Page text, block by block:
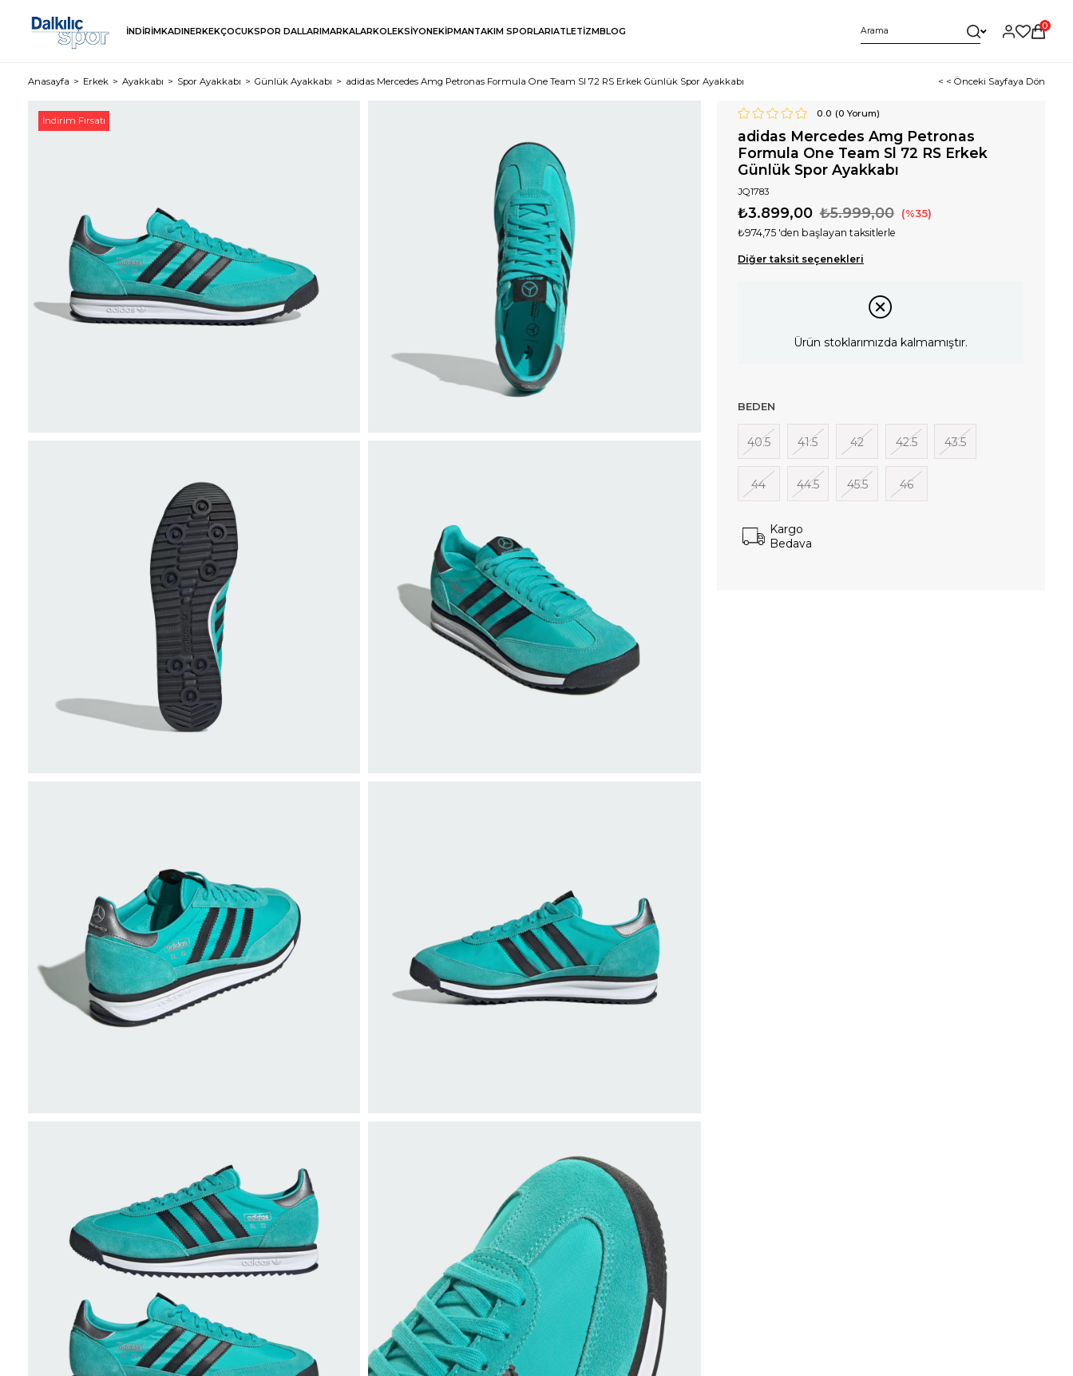
İNDİRİMKADINERKEKÇOCUKSPOR DALLARIMARKALARKOLEKSİYONEKİPMANTAKIM SPORLARIATLETİZMBLOG
0
Anasayfa Erkek Ayakkabı Spor Ayakkabı Günlük Ayakkabı adidas Mercedes Amg Petronas Formula One Team Sl 72 RS Erkek Günlük Spor Ayakkabı < < Önceki Sayfaya Dön
İndirim Fırsatı
0.0 (0 Yorum)
adidas Mercedes Amg Petronas
Formula One Team Sl 72 RS Erkek
Günlük Spor Ayakkabı
JQ1783
₺5.999,00
₺3.899,00 35
₺974,75 'den başlayan taksitlerle
Diğer taksit seçenekleri
Ürün stoklarımızda kalmamıştır.
BEDEN
40.5 41.5 42 42.5 43.5
44 44.5 45.5 46
Kargo
Bedava